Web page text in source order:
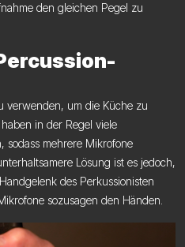
den gleichen Pegel zu
verwenden, um die Küche zu
in der Regel viele
sodass mehrere Mikrofone
Lösung ist es jedoch,
des Perkussionisten
sozusagen den Händen.